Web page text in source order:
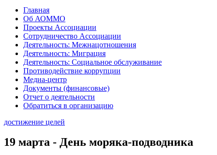
Главная
Об АОММО
Проекты Ассоциации
Сотрудничество Ассоциации
Деятельность: Межнацотношения
Деятельность: Миграция
Деятельность: Социальное обслуживание
Противодействие коррупции
Медиа-центр
Документы (финансовые)
Отчет о деятельности
Обратиться в организацию
достижение целей
19 марта - День моряка-подводника